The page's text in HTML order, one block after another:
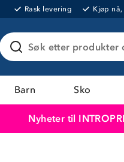
Rask levering Kjøp
Søk etter produkter
Barn Sko
Nyheter til